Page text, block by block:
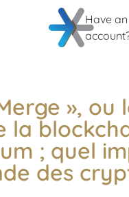
Have an
», ou
la
; quel
des